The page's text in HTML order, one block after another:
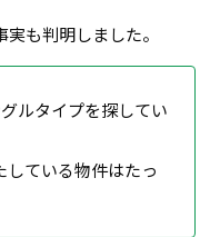
も判明しました。
ルタイプを探してい
している物件はたっ